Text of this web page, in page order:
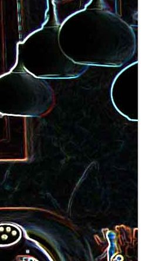
Pizza au camembert, au sirop
d'érable et aux noix